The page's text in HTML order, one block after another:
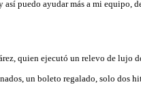
puedo ayudar más a mi equipo,
quien ejecutó un relevo de lujo
un boleto regalado, solo dos